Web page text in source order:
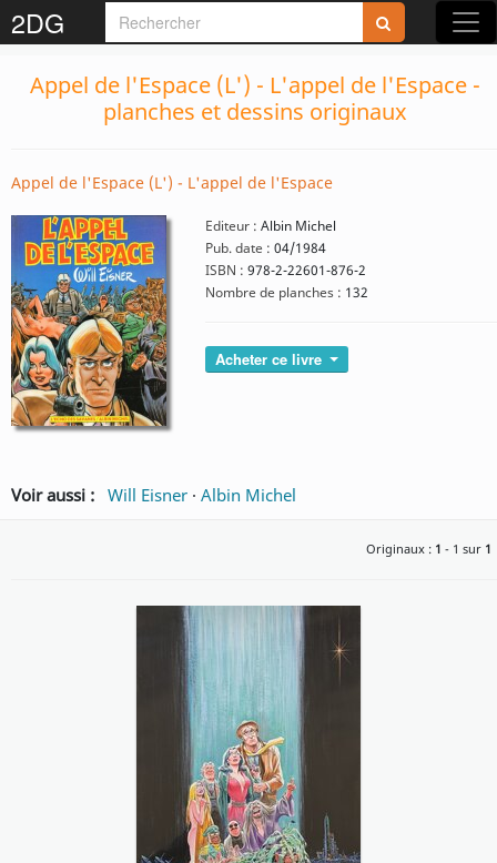
2DG
Appel de l'Espace (L') - L'appel de l'Espace -
planches et dessins originaux
Appel de l'Espace (L') - L'appel de l'Espace
Editeur : Albin Michel
Pub. date : 04/1984
ISBN : 978-2-22601-876-2
Nombre de planches : 132
Acheter ce livre
Voir aussi : Will Eisner · Albin Michel
Originaux : 1 - 1 sur 1